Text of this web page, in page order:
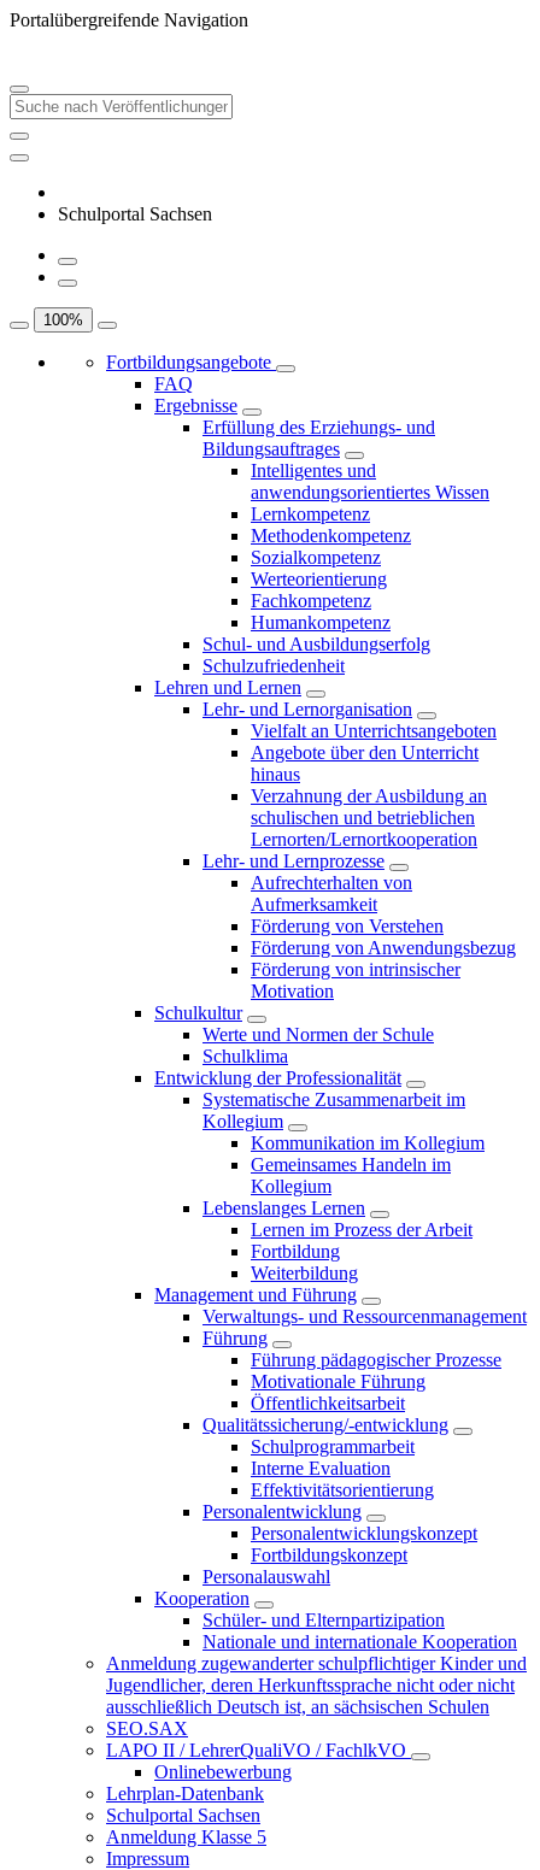
Portalübergreifende Navigation
Schulportal Sachsen
100%
Fortbildungsangebote
FAQ
Ergebnisse
Erfüllung des Erziehungs- und
Bildungsauftrages
Intelligentes und
anwendungsorientiertes Wissen
Lernkompetenz
Methodenkompetenz
Sozialkompetenz
Werteorientierung
Fachkompetenz
Humankompetenz
Schul- und Ausbildungserfolg
Schulzufriedenheit
Lehren und Lernen
Lehr- und Lernorganisation
Vielfalt an Unterrichtsangeboten
Angebote über den Unterricht
hinaus
Verzahnung der Ausbildung an
schulischen und betrieblichen
Lernorten/Lernortkooperation
Lehr- und Lernprozesse
Aufrechterhalten von
Aufmerksamkeit
Förderung von Verstehen
Förderung von Anwendungsbezug
Förderung von intrinsischer
Motivation
Schulkultur
Werte und Normen der Schule
Schulklima
Entwicklung der Professionalität
Systematische Zusammenarbeit im
Kollegium
Kommunikation im Kollegium
Gemeinsames Handeln im
Kollegium
Lebenslanges Lernen
Lernen im Prozess der Arbeit
Fortbildung
Weiterbildung
Management und Führung
Verwaltungs- und Ressourcenmanagement
Führung
Führung pädagogischer Prozesse
Motivationale Führung
Öffentlichkeitsarbeit
Qualitätssicherung/-entwicklung
Schulprogrammarbeit
Interne Evaluation
Effektivitätsorientierung
Personalentwicklung
Personalentwicklungskonzept
Fortbildungskonzept
Personalauswahl
Kooperation
Schüler- und Elternpartizipation
Nationale und internationale Kooperation
Anmeldung zugewanderter schulpflichtiger Kinder und
Jugendlicher, deren Herkunftssprache nicht oder nicht
ausschließlich Deutsch ist, an sächsischen Schulen
SEO.SAX
LAPO II / LehrerQualiVO / FachlkVO
Onlinebewerbung
Lehrplan-Datenbank
Schulportal Sachsen
Anmeldung Klasse 5
Impressum